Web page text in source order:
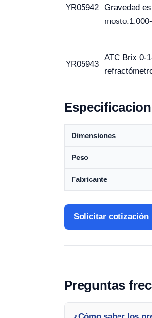
YR05942
Gravedad
YR05943
ATC Brix 0-
Dimensiones
Peso
Fabricante
Solicitar cotización
Preguntas